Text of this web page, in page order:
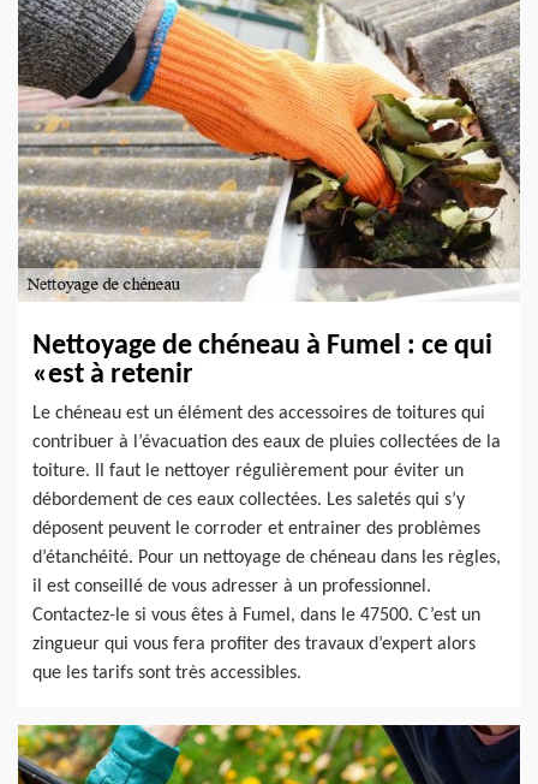
Nettoyage de chéneau à Fumel : ce qui
«est à retenir
Le chéneau est un élément des accessoires de toitures qui
contribuer à l’évacuation des eaux de pluies collectées de la
toiture. Il faut le nettoyer régulièrement pour éviter un
débordement de ces eaux collectées. Les saletés qui s’y
déposent peuvent le corroder et entrainer des problèmes
d’étanchéité. Pour un nettoyage de chéneau dans les règles,
il est conseillé de vous adresser à un professionnel.
Contactez-le si vous êtes à Fumel, dans le 47500. C’est un
zingueur qui vous fera profiter des travaux d’expert alors
que les tarifs sont très accessibles.